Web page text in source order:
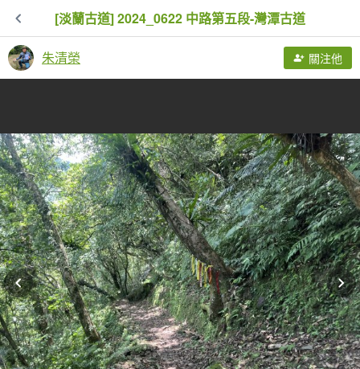
[淡蘭古道] 2024_0622 中路第五段-灣潭古道
朱清榮 關注他